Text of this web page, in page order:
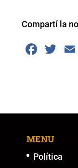
Compartí la
F
b
o
k
T
MENU
Política